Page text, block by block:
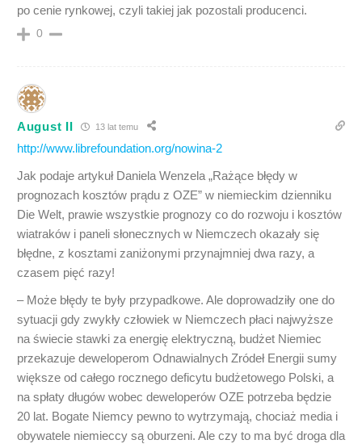
po cenie rynkowej, czyli takiej jak pozostali producenci.
0
August II 13 lat temu
http://www.librefoundation.org/nowina-2
Jak podaje artykuł Daniela Wenzela „Rażące błędy w
prognozach kosztów prądu z OZE” w niemieckim dzienniku
Die Welt, prawie wszystkie prognozy co do rozwoju i kosztów
wiatraków i paneli słonecznych w Niemczech okazały się
błędne, z kosztami zaniżonymi przynajmniej dwa razy, a
czasem pięć razy!
– Może błędy te były przypadkowe. Ale doprowadziły one do
sytuacji gdy zwykły człowiek w Niemczech płaci najwyższe
na świecie stawki za energię elektryczną, budżet Niemiec
przekazuje deweloperom Odnawialnych Zródeł Energii sumy
większe od całego rocznego deficytu budżetowego Polski, a
na spłaty długów wobec deweloperów OZE potrzeba będzie
20 lat. Bogate Niemcy pewno to wytrzymają, chociaż media i
obywatele niemieccy są oburzeni. Ale czy to ma być droga dla